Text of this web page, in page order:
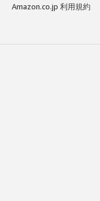
Amazon.co.jp 利用規約